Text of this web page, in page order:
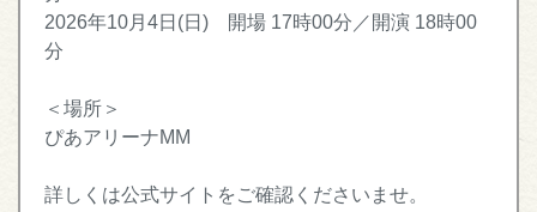
2026年10月4日(日) 開場 17時00分／開演 18時00
分
＜場所＞
ぴあアリーナMM
詳しくは公式サイトをご確認くださいませ。